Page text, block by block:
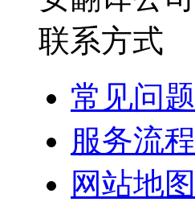
常见问题
服务流程
网站地图